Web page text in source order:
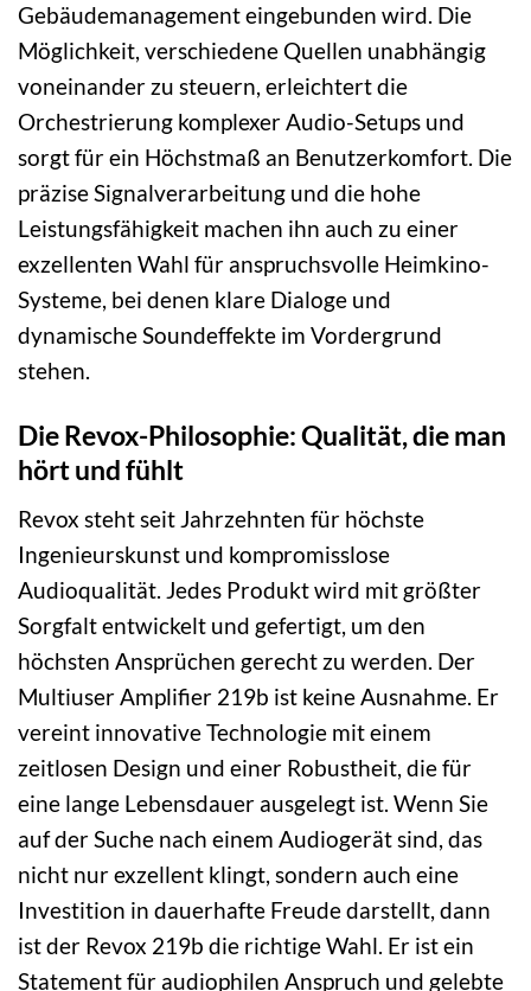
Gebäudemanagement eingebunden wird. Die
Möglichkeit, verschiedene Quellen unabhängig
voneinander zu steuern, erleichtert die
Orchestrierung komplexer Audio-Setups und
sorgt für ein Höchstmaß an Benutzerkomfort. Die
präzise Signalverarbeitung und die hohe
Leistungsfähigkeit machen ihn auch zu einer
exzellenten Wahl für anspruchsvolle Heimkino-
Systeme, bei denen klare Dialoge und
dynamische Soundeffekte im Vordergrund
stehen.
Die Revox-Philosophie: Qualität, die man
hört und fühlt
Revox steht seit Jahrzehnten für höchste
Ingenieurskunst und kompromisslose
Audioqualität. Jedes Produkt wird mit größter
Sorgfalt entwickelt und gefertigt, um den
höchsten Ansprüchen gerecht zu werden. Der
Multiuser Amplifier 219b ist keine Ausnahme. Er
vereint innovative Technologie mit einem
zeitlosen Design und einer Robustheit, die für
eine lange Lebensdauer ausgelegt ist. Wenn Sie
auf der Suche nach einem Audiogerät sind, das
nicht nur exzellent klingt, sondern auch eine
Investition in dauerhafte Freude darstellt, dann
ist der Revox 219b die richtige Wahl. Er ist ein
Statement für audiophilen Anspruch und gelebte